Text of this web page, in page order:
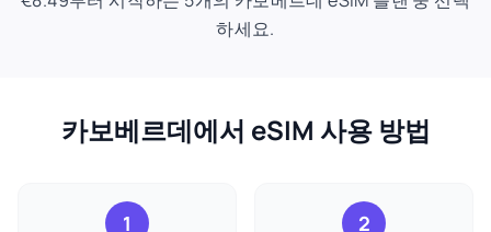
하세요.
카보베르데에서 eSIM 사용 방법
1 2